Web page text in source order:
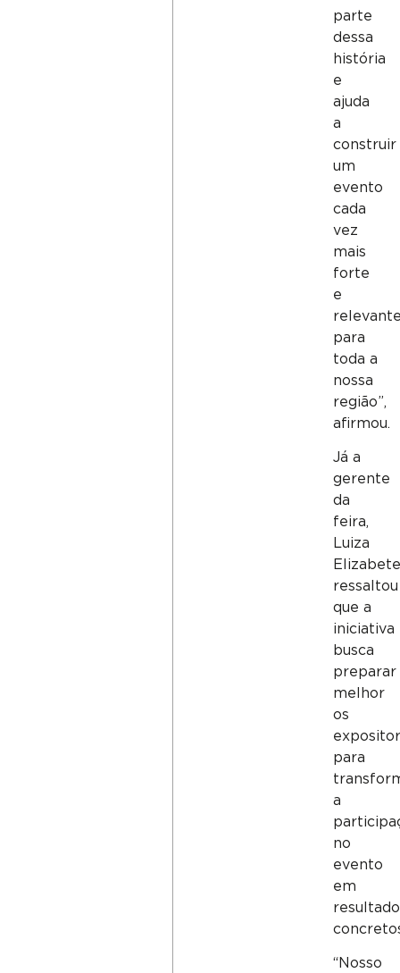
parte
dessa
história
e
ajuda
a
construir
um
evento
cada
vez
mais
forte
e
para
toda a
nossa
região”,
afirmou.
Já a
gerente
da
feira,
Luiza
ressaltou
que a
iniciativa
busca
preparar
melhor
os
para
a
no
evento
em
“Nosso